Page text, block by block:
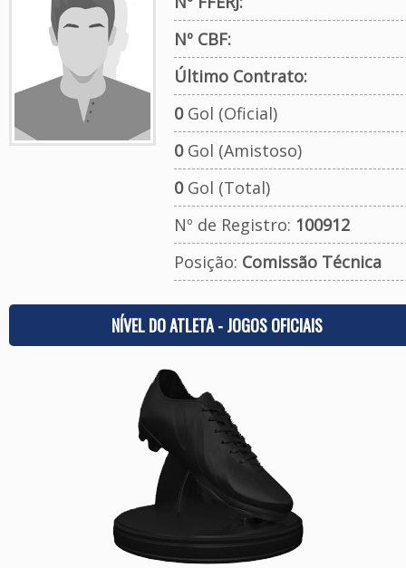
Nº CBF:
Último Contrato:
0Gol (Oficial)
0Gol (Amistoso)
0Gol (Total)
Nº de Registro: 100912
Posição: Comissão Técnica
NÍVEL DO ATLETA - JOGOS OFICIAIS